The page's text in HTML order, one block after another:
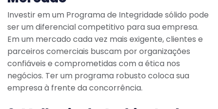
Investir em um Programa de Integridade sólido pode
ser um diferencial competitivo para sua empresa.
Em um mercado cada vez mais exigente, clientes e
parceiros comerciais buscam por organizações
confiáveis e comprometidas com a ética nos
negócios. Ter um programa robusto coloca sua
empresa à frente da concorrência.